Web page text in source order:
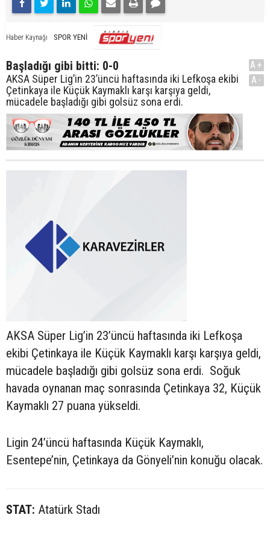
Haber Kaynağı SPOR YENİ
Başladığı gibi bitti: 0-0
AKSA Süper Lig’in 23’üncü haftasında iki Lefkoşa ekibi
Çetinkaya ile Küçük Kaymaklı karşı karşıya geldi,
mücadele başladığı gibi golsüz sona erdi.
A+
A-
AKSA Süper Lig’in 23’üncü haftasında iki Lefkoşa
ekibi Çetinkaya ile Küçük Kaymaklı karşı karşıya geldi,
mücadele başladığı gibi golsüz sona erdi. Soğuk
havada oynanan maç sonrasında Çetinkaya 32, Küçük
Kaymaklı 27 puana yükseldi.
Ligin 24’üncü haftasında Küçük Kaymaklı,
Esentepe’nin, Çetinkaya da Gönyeli’nin konuğu olacak.
STAT: Atatürk Stadı